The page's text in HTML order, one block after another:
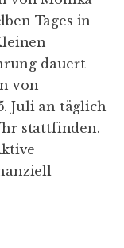
Tages in
dauert
von
Juli an täglich
stattfinden.